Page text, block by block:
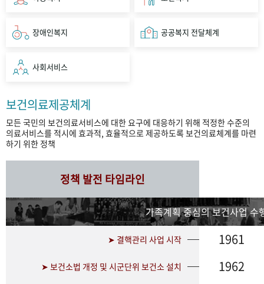
장애인복지 공공복지 전달체계
사회서비스
보건의료제공체계
모든 국민의 보건의료서비스에 대한 요구에 대응하기 위해 적정한 수준의
의료서비스를 적시에 효과적, 효율적으로 제공하도록 보건의료체계를 마련
하기 위한 정책
정책 발전 타임라인
가족계획 중심의 보건사업 수
➤ 결핵관리 사업 시작 1961
➤ 보건소법 개정 및 시군단위 보건소 설치 1962